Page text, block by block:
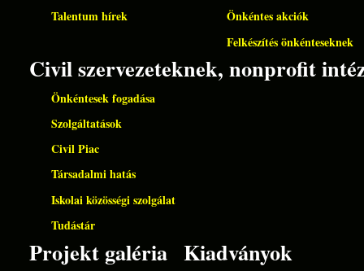
Talentum hírek
Önkéntes akciók
Felkészítés önkénteseknek
Civil szervezeteknek, nonprofit
Önkéntesek fogadása
Szolgáltatások
Civil Piac
Társadalmi hatás
Iskolai közösségi szolgálat
Tudástár
Projekt galéria Kiadványok